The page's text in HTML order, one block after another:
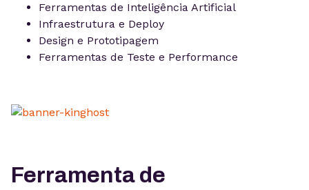
Ferramentas de Inteligência Artificial
Infraestrutura e Deploy
Design e Prototipagem
Ferramentas de Teste e Performance
Ferramenta de